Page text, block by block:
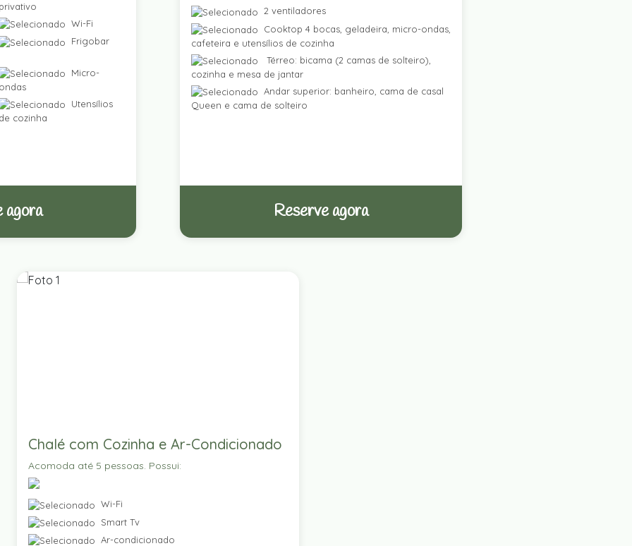
privativo
Wi-Fi
Frigobar
Micro-
ondas
Utensílios
de cozinha
agora
2 ventiladores
Cooktop 4 bocas, geladeira, micro-ondas,
cafeteira e utensílios de cozinha
Térreo: bicama (2 camas de solteiro),
cozinha e mesa de jantar
Andar superior: banheiro, cama de casal
Queen e cama de solteiro
Reserve agora
Chalé com Cozinha e Ar-Condicionado
Acomoda até 5 pessoas. Possui:
Wi-Fi
Smart Tv
Ar-condicionado